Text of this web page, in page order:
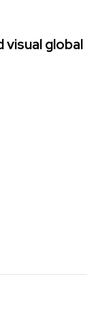
visual global